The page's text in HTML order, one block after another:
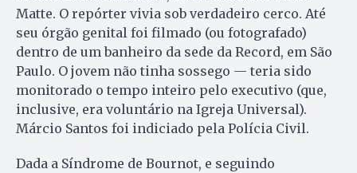
Matte. O repórter vivia sob verdadeiro cerco. Até
seu órgão genital foi filmado (ou fotografado)
dentro de um banheiro da sede da Record, em São
Paulo. O jovem não tinha sossego — teria sido
monitorado o tempo inteiro pelo executivo (que,
inclusive, era voluntário na Igreja Universal).
Márcio Santos foi indiciado pela Polícia Civil.
Dada a Síndrome de Bournot, e seguindo